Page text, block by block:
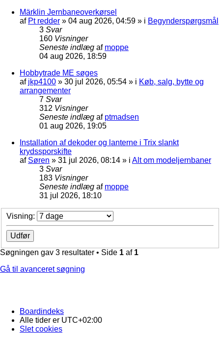
Märklin Jernbaneoverkørsel
af Pt redder » 04 aug 2026, 04:59 » i Begynderspørgsmål
3 Svar
160 Visninger
Seneste indlæg af moppe
04 aug 2026, 18:59
Hobbytrade ME søges
af jkp4100 » 30 jul 2026, 05:54 » i Køb, salg, bytte og
arrangementer
7 Svar
312 Visninger
Seneste indlæg af ptmadsen
01 aug 2026, 19:05
Installation af dekoder og lanterne i Trix slankt
krydssporskifte
af Søren » 31 jul 2026, 08:14 » i Alt om modeljernbaner
3 Svar
183 Visninger
Seneste indlæg af moppe
31 jul 2026, 18:10
Visning:
Søgningen gav 3 resultater • Side 1 af 1
Gå til avanceret søgning
Boardindeks
Alle tider er UTC+02:00
Slet cookies